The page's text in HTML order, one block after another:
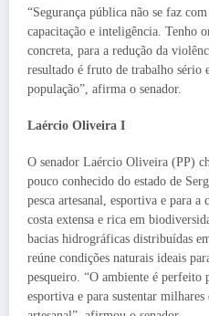
“Segurança pública não se faz
capacitação e inteligência. Tenho
concreta, para a redução da
resultado é fruto de trabalho sério
população”, afirma o senador.
Laércio Oliveira I
O senador Laércio Oliveira (PP)
pouco conhecido do estado de
pesca artesanal, esportiva e para a
costa extensa e rica em
bacias hidrográficas distribuídas
reúne condições naturais ideais
pesqueiro. “O ambiente é perfeito
esportiva e para sustentar